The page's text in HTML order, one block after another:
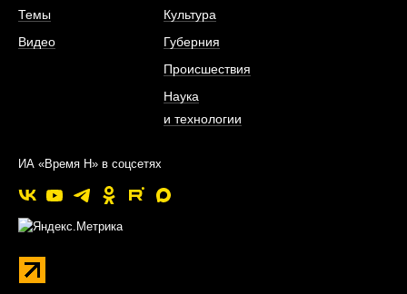
Темы
Видео
Культура
Губерния
Происшествия
Наука
и технологии
ИА «Время Н» в соцсетях